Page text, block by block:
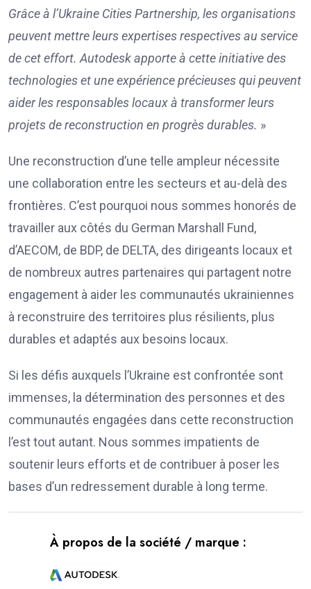
Grâce à l’Ukraine Cities Partnership, les organisations
peuvent mettre leurs expertises respectives au service
de cet effort. Autodesk apporte à cette initiative des
technologies et une expérience précieuses qui peuvent
aider les responsables locaux à transformer leurs
projets de reconstruction en progrès durables. »
Une reconstruction d’une telle ampleur nécessite
une collaboration entre les secteurs et au-delà des
frontières. C’est pourquoi nous sommes honorés de
travailler aux côtés du German Marshall Fund,
d’AECOM, de BDP, de DELTA, des dirigeants locaux et
de nombreux autres partenaires qui partagent notre
engagement à aider les communautés ukrainiennes
à reconstruire des territoires plus résilients, plus
durables et adaptés aux besoins locaux.
Si les défis auxquels l’Ukraine est confrontée sont
immenses, la détermination des personnes et des
communautés engagées dans cette reconstruction
l’est tout autant. Nous sommes impatients de
soutenir leurs efforts et de contribuer à poser les
bases d’un redressement durable à long terme.
À propos de la société / marque :